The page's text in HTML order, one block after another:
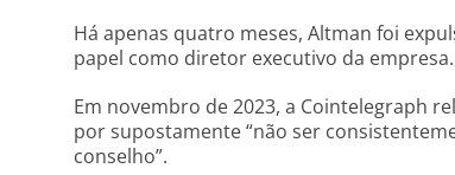
Há apenas quatro meses, Altman foi
papel como diretor executivo da empresa.
Em novembro de 2023, a Cointelegraph
por supostamente “não ser
conselho”.